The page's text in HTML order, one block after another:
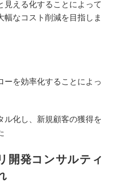
見える化することによって
幅なコスト削減を目指しま
ーを効率化することによっ
ル化し、新規顧客の獲得を
開発コンサルティ